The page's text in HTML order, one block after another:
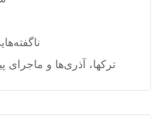
ترکها، آذری‌ها و